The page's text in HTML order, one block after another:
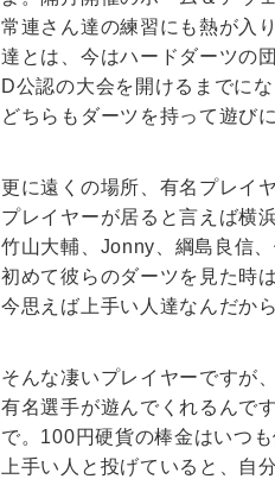
常連さん達の練習にも熱が入
達とは、今はハードダーツの
D公認の大会を開けるまでにな
どちらもダーツを持って遊び
更に遠くの場所、有名プレイ
プレイヤーが居ると言えば横
竹山大輔、Jonny、綱島良信
初めて彼らのダーツを見た時
今思えば上手い人達なんだか
そんな凄いプレイヤーですが
有名選手が遊んでくれるんで
で。100円硬貨の棒金はいつも
上手い人と投げていると、自